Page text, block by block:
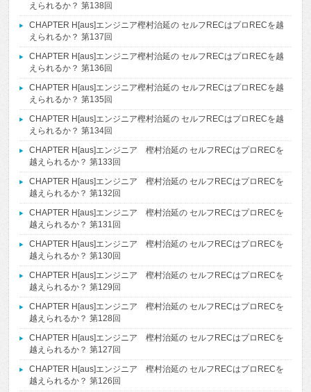
えられるか？ 第138回
CHAPTER H[aus]エンジニア樫村治延の セルフRECはプロRECを越
えられるか？ 第137回
CHAPTER H[aus]エンジニア樫村治延の セルフRECはプロRECを越
えられるか？ 第136回
CHAPTER H[aus]エンジニア樫村治延の セルフRECはプロRECを越
えられるか？ 第135回
CHAPTER H[aus]エンジニア樫村治延の セルフRECはプロRECを越
えられるか？ 第134回
CHAPTER H[aus]エンジニア 樫村治延の セルフRECはプロRECを
越えられるか？ 第133回
CHAPTER H[aus]エンジニア 樫村治延の セルフRECはプロRECを
越えられるか？ 第132回
CHAPTER H[aus]エンジニア 樫村治延の セルフRECはプロRECを
越えられるか？ 第131回
CHAPTER H[aus]エンジニア 樫村治延の セルフRECはプロRECを
越えられるか？ 第130回
CHAPTER H[aus]エンジニア 樫村治延の セルフRECはプロRECを
越えられるか？ 第129回
CHAPTER H[aus]エンジニア 樫村治延の セルフRECはプロRECを
越えられるか？ 第128回
CHAPTER H[aus]エンジニア 樫村治延の セルフRECはプロRECを
越えられるか？ 第127回
CHAPTER H[aus]エンジニア 樫村治延の セルフRECはプロRECを
越えられるか？ 第126回